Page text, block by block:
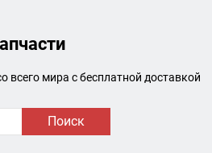
всего мира с бесплатной доставкой
Поиск